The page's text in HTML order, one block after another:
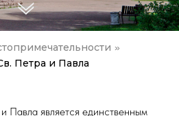
»
Петра и Павла
Павла является единственным